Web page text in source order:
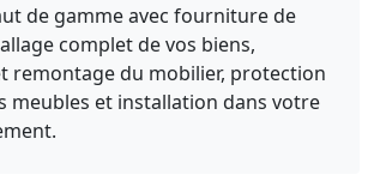
de gamme avec fourniture de
complet de vos biens,
remontage du mobilier, protection
meubles et installation dans votre